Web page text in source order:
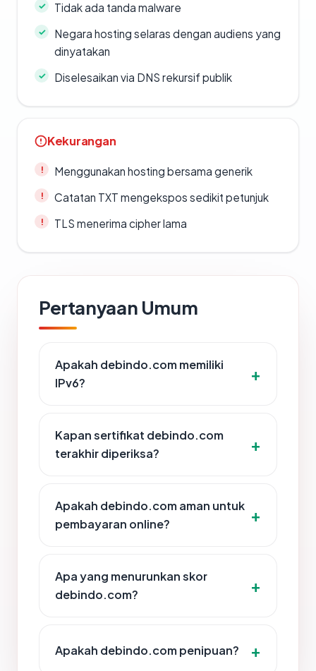
Tidak ada tanda malware
Negara hosting selaras dengan audiens yang
dinyatakan
Diselesaikan via DNS rekursif publik
Kekurangan
Menggunakan hosting bersama generik
Catatan TXT mengekspos sedikit petunjuk
TLS menerima cipher lama
Pertanyaan Umum
Apakah debindo.com memiliki
IPv6?
Kapan sertifikat debindo.com
terakhir diperiksa?
Apakah debindo.com aman untuk
pembayaran online?
Apa yang menurunkan skor
debindo.com?
Apakah debindo.com penipuan?